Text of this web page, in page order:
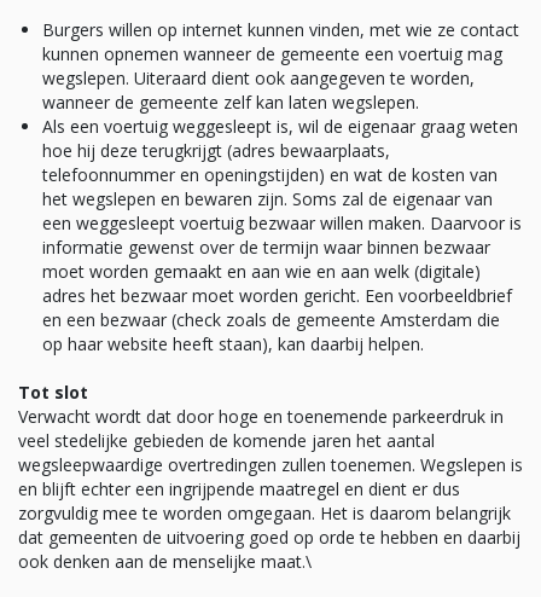
Burgers willen op internet kunnen vinden, met wie ze contact
kunnen opnemen wanneer de gemeente een voertuig mag
wegslepen. Uiteraard dient ook aangegeven te worden,
wanneer de gemeente zelf kan laten wegslepen.
Als een voertuig weggesleept is, wil de eigenaar graag weten
hoe hij deze terugkrijgt (adres bewaarplaats,
telefoonnummer en openingstijden) en wat de kosten van
het wegslepen en bewaren zijn. Soms zal de eigenaar van
een weggesleept voertuig bezwaar willen maken. Daarvoor is
informatie gewenst over de termijn waar binnen bezwaar
moet worden gemaakt en aan wie en aan welk (digitale)
adres het bezwaar moet worden gericht. Een voorbeeldbrief
en een bezwaar (check zoals de gemeente Amsterdam die
op haar website heeft staan), kan daarbij helpen.
Tot slot
Verwacht wordt dat door hoge en toenemende parkeerdruk in
veel stedelijke gebieden de komende jaren het aantal
wegsleepwaardige overtredingen zullen toenemen. Wegslepen is
en blijft echter een ingrijpende maatregel en dient er dus
zorgvuldig mee te worden omgegaan. Het is daarom belangrijk
dat gemeenten de uitvoering goed op orde te hebben en daarbij
ook denken aan de menselijke maat.\